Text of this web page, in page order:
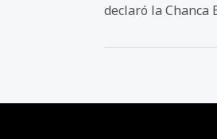
declaró la Chanca